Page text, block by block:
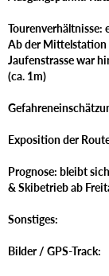
Tourenverhältnisse:
Ab der Mittelstation
Jaufenstrasse war
(ca. 1m)
Exposition der
Prognose: bleibt
& Skibetrieb ab
Sonstiges:
Bilder / GPS-Track: